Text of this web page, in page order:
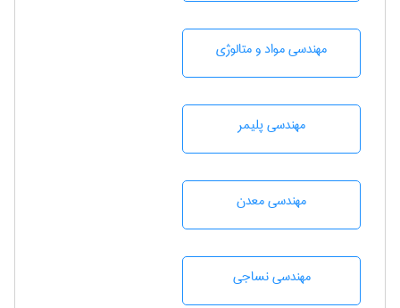
مهندسی مواد و متالوژی
مهندسی پليمر
مهندسی معدن
مهندسي نساجی